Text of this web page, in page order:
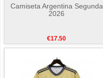
Camiseta Argentina Segunda
2026
€17.50